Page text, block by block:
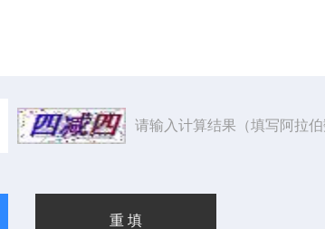
请输入计算结果（填写阿拉